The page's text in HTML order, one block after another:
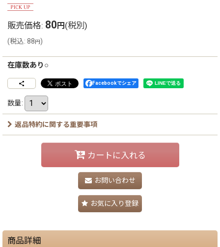
販売価格: 80 円 (税別)
(税込: 88円)
在庫数あり○
Facebookでシェア
数量:
返品特約に関する重要事項
カートに入れる
お問い合わせ
お気に入り登録
商品詳細